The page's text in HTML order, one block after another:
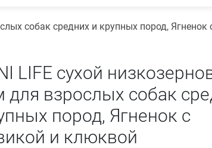
собак средних и крупных пород,
LIFE сухой
для взрослых собак
пород, Ягненок с
и клюквой